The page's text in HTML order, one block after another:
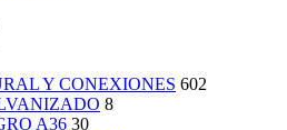
Y CONEXIONES 602
8
A36 30